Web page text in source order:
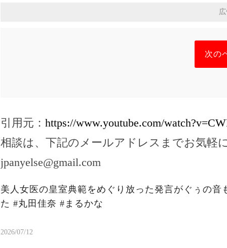
次の
引用元： https://www.youtube.com/
相談は、下記のメールアドレスまでお気軽
jpanyelse@gmail.com
美人女医の皇室典範をめぐり放った発言がぐぅの音
た #丸田佳奈 #まるかな
2026/07/12